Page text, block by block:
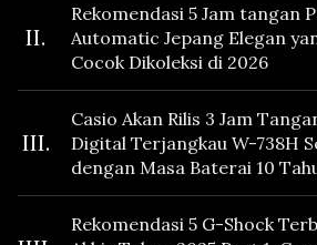
II.
Rekomendasi 5 Jam tangan
Automatic Jepang Elegan
Cocok Dikoleksi di 2026
III.
Casio Akan Rilis 3 Jam
Digital Terjangkau W-738H
dengan Masa Baterai 10
Fitur Vibration
Rekomendasi 5 G-Shock